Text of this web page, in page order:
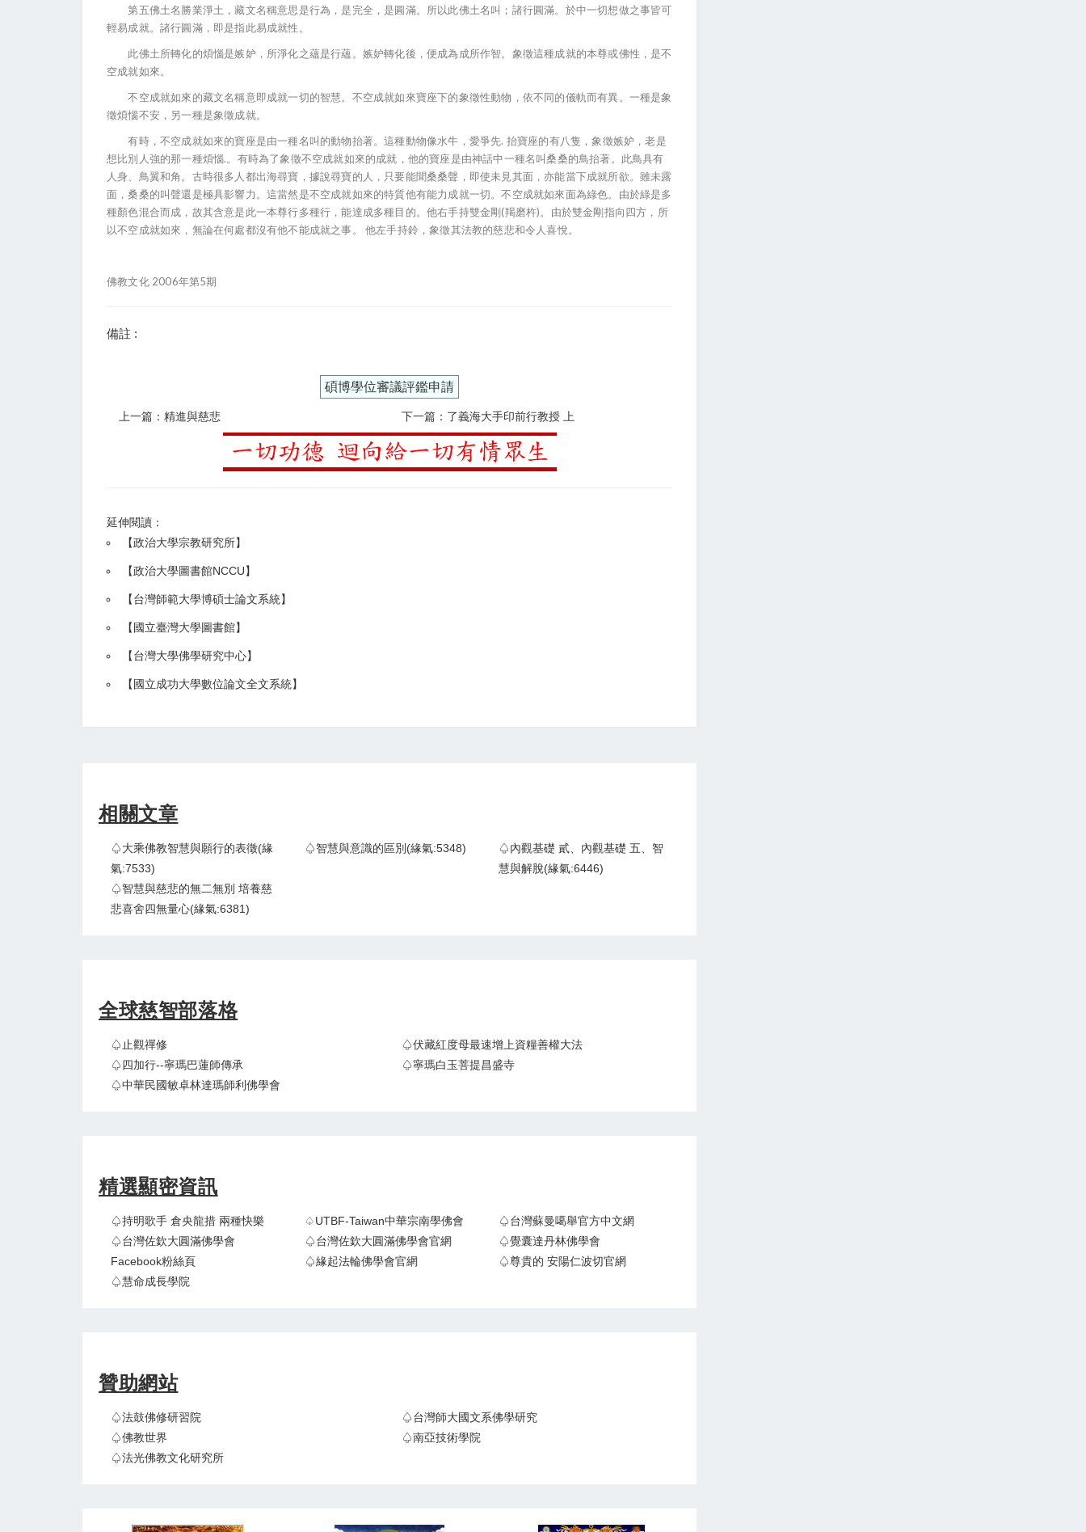
第五佛土名勝業淨土，藏文名稱意思是行為，是完全，是圓滿。所以此佛土名叫；諸行圓滿。於中一切想做之事皆可
輕易成就。諸行圓滿，即是指此易成就性。
此佛土所轉化的煩惱是嫉妒，所淨化之蘊是行蘊。嫉妒轉化後，便成為成所作智。象徵這種成就的本尊或佛性，是不
空成就如來。
不空成就如來的藏文名稱意即成就一切的智慧。不空成就如來寶座下的象徵性動物，依不同的儀軌而有異。一種是象
徵煩惱不安，另一種是象徵成就。
有時，不空成就如來的寶座是由一種名叫的動物抬著。這種動物像水牛，愛爭先. 抬寶座的有八隻，象徵嫉妒，老是
想比別人強的那一種煩惱.。有時為了象徵不空成就如來的成就，他的寶座是由神話中一種名叫桑桑的鳥抬著。此鳥具有
人身、鳥翼和角。古時很多人都出海尋寶，據說尋寶的人，只要能聞桑桑聲，即使未見其面，亦能當下成就所欲。雖未露
面，桑桑的叫聲還是極具影響力。這當然是不空成就如來的特質他有能力成就一切。不空成就如來面為綠色。由於綠是多
種顏色混合而成，故其含意是此一本尊行多種行，能達成多種目的。他右手持雙金剛(羯磨杵)。由於雙金剛指向四方，所
以不空成就如來，無論在何處都沒有他不能成就之事。 他左手持鈴，象徵其法教的慈悲和令人喜悅。
佛教文化 2006年第5期
備註 :
碩博學位審議評鑑申請
上一篇：精進與慈悲 下一篇：了義海大手印前行教授 上
延伸閱讀：
【政治大學宗教研究所】
【政治大學圖書館NCCU】
【台灣師範大學博碩士論文系統】
【 國立臺灣大學圖書館】
【台灣大學佛學研究中心】
【 國立成功大學數位論文全文系統】
相關文章
♤大乘佛教智慧與願行的表徵(緣
氣:7533)
♤智慧與意識的區別(緣氣:5348)
♤內觀基礎 貳、內觀基礎 五、智
慧與解脫(緣氣:6446)
♤智慧與慈悲的無二無別 培養慈
悲喜舍四無量心(緣氣:6381)
全球慈智部落格
♤止觀禪修
♤伏藏紅度母最速增上資糧善權大法
♤四加行--寧瑪巴蓮師傳承
♤寧瑪白玉菩提昌盛寺
♤中華民國敏卓林達瑪師利佛學會
精選顯密資訊
♤持明歌手 倉央龍措 兩種快樂 ♤UTBF-Taiwan中華宗南學佛會
♤台灣蘇曼噶舉官方中文網
♤台灣佐欽大圓滿佛學會
Facebook粉絲頁
♤台灣佐欽大圓滿佛學會官網
♤覺囊達丹林佛學會
♤緣起法輪佛學會官網
♤尊貴的 安陽仁波切官網
♤慧命成長學院
贊助網站
♤法鼓佛修研習院
♤台灣師大國文系佛學研究
♤佛教世界
♤南亞技術學院
♤法光佛教文化研究所